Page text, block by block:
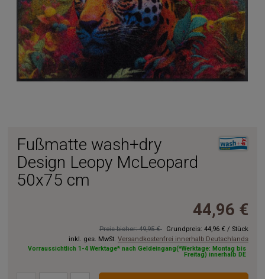
Fußmatte wash+dry
Design Leopy McLeopard
50x75 cm
44,96 €
Preis bisher: 49,95 € Grundpreis: 44,96 € / Stück
inkl. ges. MwSt. Versandkostenfrei innerhalb Deutschlands
Vorraussichtlich 1-4 Werktage* nach Geldeingang(*Werktage: Montag bis
Freitag) innerhalb DE